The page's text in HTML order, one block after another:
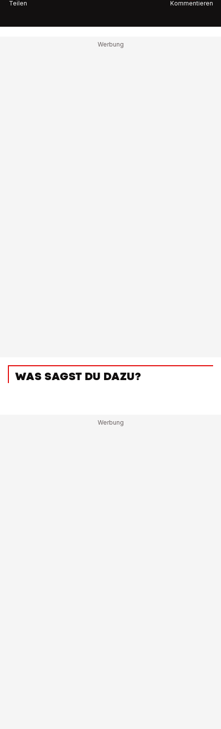
Teilen Kommentieren
WAS SAGST DU DAZU?